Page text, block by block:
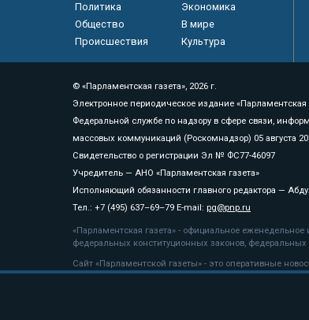
Политика
Экономика
Общество
В мире
Происшествия
Культура
© «Парламентская газета», 2026 г.
Электронное периодическое издание «Парламентская
Федеральной службе по надзору в сфере связи,
массовых коммуникаций (Роскомнадзор) 05 августа
Свидетельство о регистрации Эл № ФС77-46097
Учредитель — АНО «Парламентская газета»
Исполняющий обязанности главного редактора —
Тел.: +7 (495) 637–69–79 E-mail: pg@pnp.ru
«Парламентская газета» - официальное
федеральных конституционных законов, федеральных
Сайт «Парламентской газеты» - это оперативные
«Парламентской газеты» активная ссылка на pnp.ru